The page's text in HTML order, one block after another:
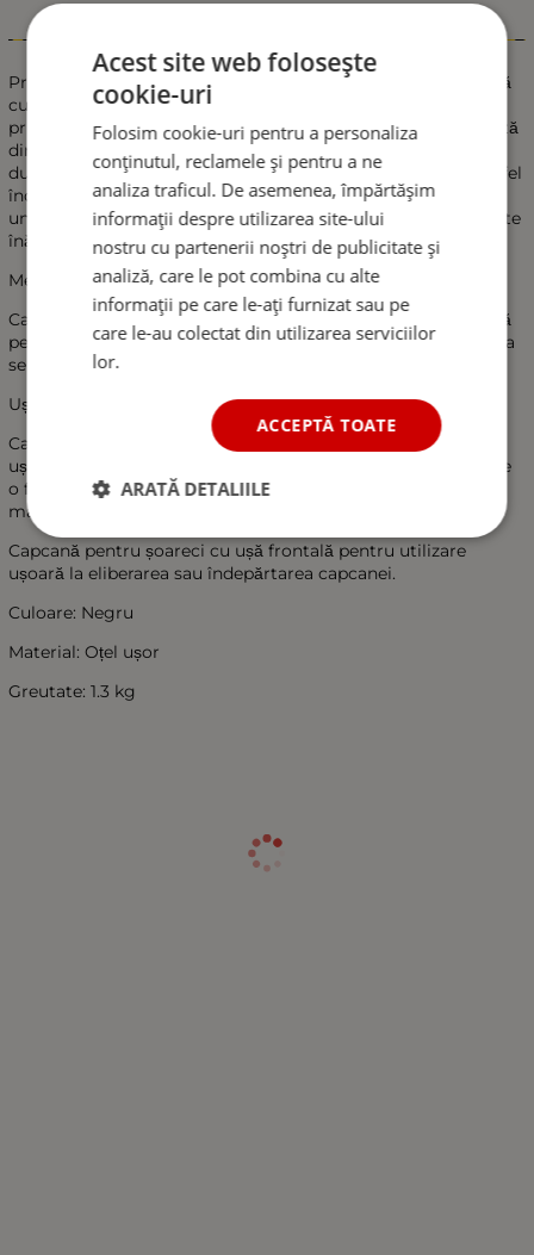
Prinde șoarecii și șobolanii în interiorul casei tale cu ușurință
cu ajutorul capcanei. Această capcană funcționează prin
prinderea rapidă a șobolanului sau șoarecelui și este fabricată
din oțel ușor și de calitate superioară pentru a asigura
durabilitatea. Capcana pentru șoareci are o ușă frontală, astfel
încât șobolanii pot intra cu ușurință în capcană. Aceasta are
un design cu plasă care îți permite să vezi dacă șoarecele este
înăuntru sau nu.
Mecanismul de prindere
Capcana pentru șoareci și șobolani are o porțiune superioară
pentru atașarea bucății de hrană. Atunci când este atinsă, ușa
se închide instantaneu, menținând șoarecele înăuntru.
Ușoară și compactă
Capcana pentru șoareci și șobolani este fabricată din oțel
ușor, ceea ce îți permite să o ridici ușor. Această capcană are
o formă compactă care îți permite să o plasezi sub mobilă,
mașina de spălat, frigidere și chiar în colțuri.
Capcană pentru șoareci cu ușă frontală pentru utilizare
ușoară la eliberarea sau îndepărtarea capcanei.
Culoare: Negru
Material: Oțel ușor
Greutate: 1.3 kg
Acest site web folosește
cookie-uri
Folosim cookie-uri pentru a personaliza
conținutul, reclamele și pentru a ne
analiza traficul. De asemenea, împărtășim
informații despre utilizarea site-ului
nostru cu partenerii noștri de publicitate și
analiză, care le pot combina cu alte
informații pe care le-ați furnizat sau pe
care le-au colectat din utilizarea serviciilor
lor.
ACCEPTĂ TOATE
ARATĂ DETALIILE